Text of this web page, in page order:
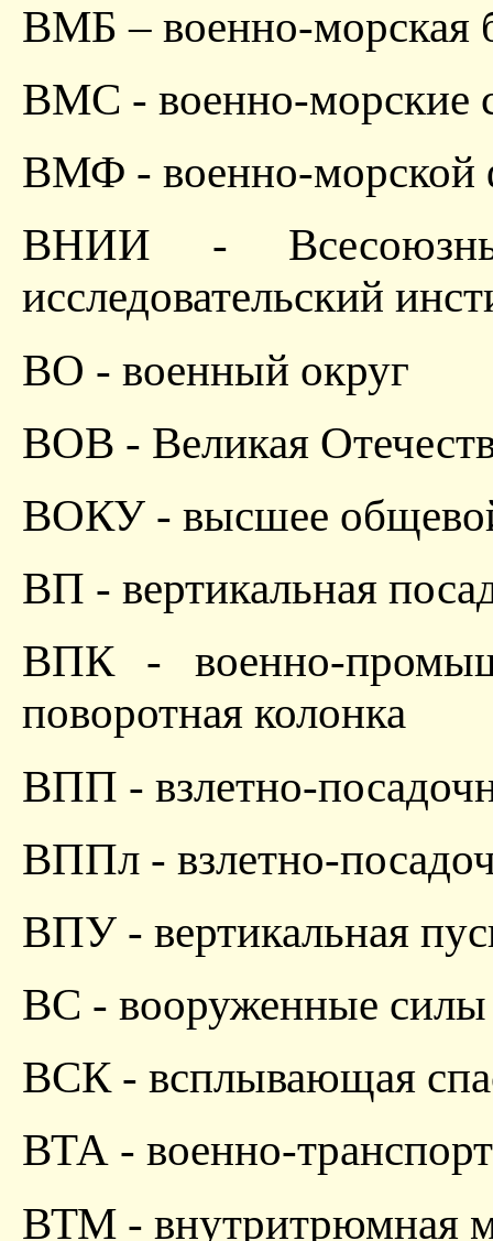
ВМБ – военно-морская
ВМС - военно-морские
ВМФ - военно-морской
ВНИИ -
исследовательский
ВО - военный округ
ВОВ - Великая
ВОКУ - высшее
ВП - вертикальная
ВПК - военно-
поворотная колонка
ВПП - взлетно-
ВППл - взлетно-
ВПУ - вертикальная
ВС - вооруженные силы
ВСК - всплывающая
ВТА - военно-
ВТМ - внутритрюмная